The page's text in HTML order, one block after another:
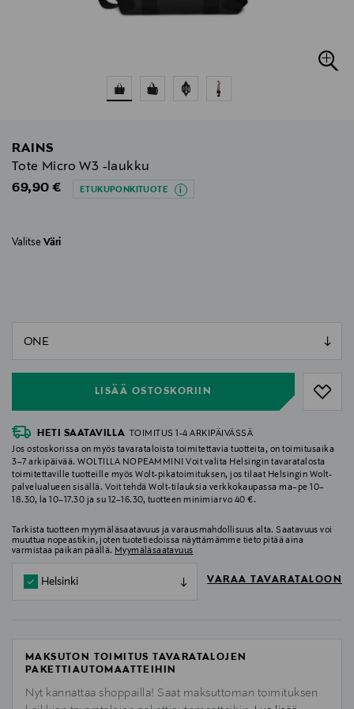
RAINS
Tote Micro W3 -laukku
Original Price
69,90 € ETUKUPONKITUOTE
Valitse Väri
LISÄÄ OSTOSKORIIN
HETI SAATAVILLA
TOIMITUS 1-4 ARKIPÄIVÄSSÄ
Jos ostoskorissa on myös tavarataloista toimitettavia tuotteita, on toimitusaika
3–7 arkipäivää. WOLTILLA NOPEAMMIN! Voit valita Helsingin tavaratalosta
toimitettaville tuotteille myös Wolt-pikatoimituksen, jos tilaat Helsingin Wolt-
palvelualueen sisällä. Voit tehdä Wolt-tilauksia verkkokaupassa ma–pe 10–
18.30, la 10–17.30 ja su 12–16.30, tuotteen minimiarvo 40 €.
Tarkista tuotteen myymäläsaatavuus ja varausmahdollisuus alta. Saatavuus voi
muuttua nopeastikin, joten tuotetiedoissa näyttämämme tieto pitää aina
varmistaa paikan päällä. Myymäläsaatavuus
Helsinki VARAA TAVARATALOON
MAKSUTON TOIMITUS TAVARATALOJEN
PAKETTIAUTOMAATTEIHIN
Nyt kannattaa shoppailla! Saat maksuttoman toimituksen